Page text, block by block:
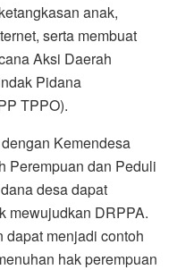
anak,
serta membuat
Aksi Daerah
Pidana
TPPO).
Kemendesa
Perempuan dan Peduli
desa dapat
mewujudkan DRPPA.
menjadi contoh
hak perempuan